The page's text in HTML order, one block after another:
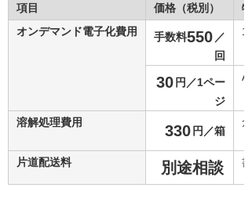
項目 価格（税別）
オンデマンド電子化費用
手数料550 ／
回
1
30 円／1ペー
ジ
溶解処理費用 330 円／箱
片道配送料
別途相談